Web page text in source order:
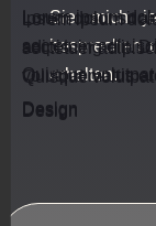
Sie mich
besprechen
erhalten.
Lorem ipsum
sectetuer
Quisque
Design
ipsum dolor sit
adipiscing elit.
volutpat mattis
Design
Lorem ipsum
sectetuer
Quisque
Design